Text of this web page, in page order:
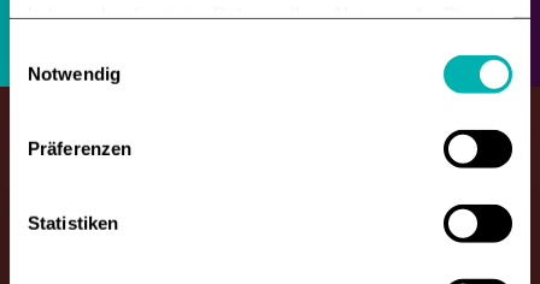
Notwendig
Präferenzen
Statistiken